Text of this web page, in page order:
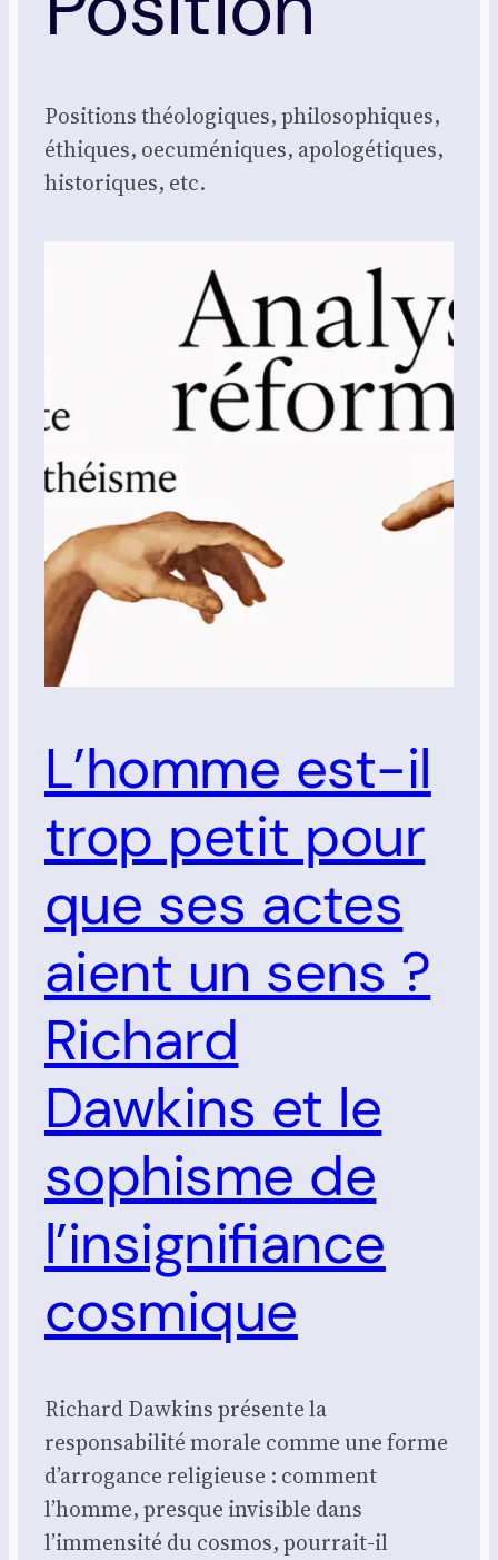
Posi­tions théo­lo­giques, phi­lo­so­phiques,
éthiques, oecu­mé­niques, apo­lo­gé­tiques,
his­to­riques, etc.
L’homme est-il
trop petit pour
que ses actes
aient un sens ?
Richard
Dawkins et le
sophisme de
l’insignifiance
cosmique
Richard Dawkins présente la
responsabilité morale comme une forme
d’arrogance religieuse : comment
l’homme, presque invisible dans
l’immensité du cosmos, pourrait-il